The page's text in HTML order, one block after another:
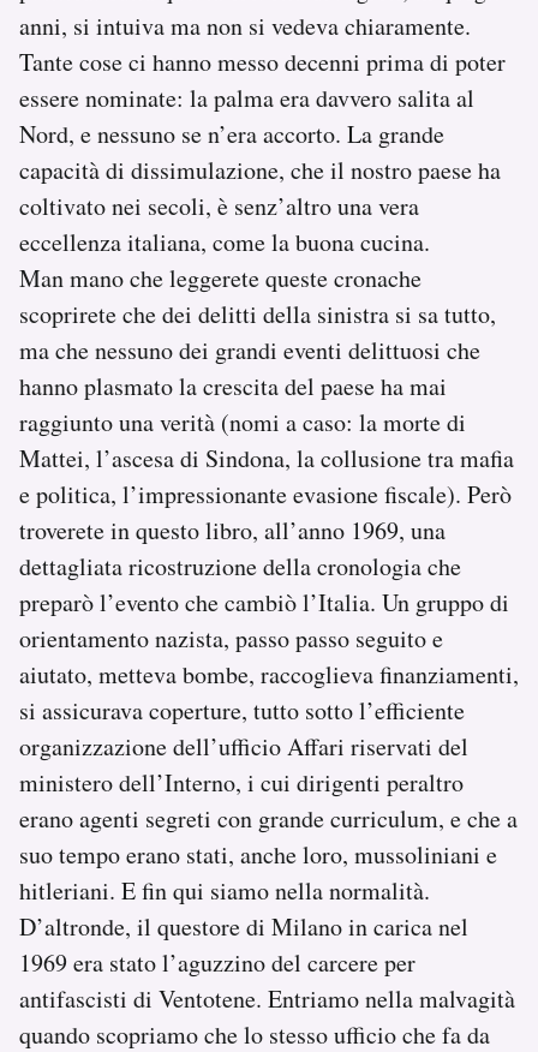
anni, si intuiva ma non si vedeva chiaramente.
Tante cose ci hanno messo decenni prima di poter
essere nominate: la palma era davvero salita al
Nord, e nessuno se n’era accorto. La grande
capacità di dissimulazione, che il nostro paese ha
coltivato nei secoli, è senz’altro una vera
eccellenza italiana, come la buona cucina.
Man mano che leggerete queste cronache
scoprirete che dei delitti della sinistra si sa tutto,
ma che nessuno dei grandi eventi delittuosi che
hanno plasmato la crescita del paese ha mai
raggiunto una verità (nomi a caso: la morte di
Mattei, l’ascesa di Sindona, la collusione tra mafia
e politica, l’impressionante evasione fiscale). Però
troverete in questo libro, all’anno 1969, una
dettagliata ricostruzione della cronologia che
preparò l’evento che cambiò l’Italia. Un gruppo di
orientamento nazista, passo passo seguito e
aiutato, metteva bombe, raccoglieva finanziamenti,
si assicurava coperture, tutto sotto l’efficiente
organizzazione dell’ufficio Affari riservati del
ministero dell’Interno, i cui dirigenti peraltro
erano agenti segreti con grande curriculum, e che a
suo tempo erano stati, anche loro, mussoliniani e
hitleriani. E fin qui siamo nella normalità.
D’altronde, il questore di Milano in carica nel
1969 era stato l’aguzzino del carcere per
antifascisti di Ventotene. Entriamo nella malvagità
quando scopriamo che lo stesso ufficio che fa da